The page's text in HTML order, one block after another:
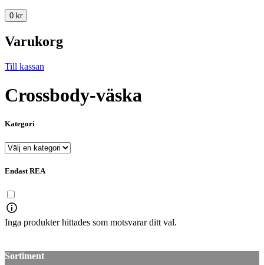
0 kr
Varukorg
Till kassan
Crossbody-väska
Kategori
Endast REA
Inga produkter hittades som motsvarar ditt val.
Sortiment